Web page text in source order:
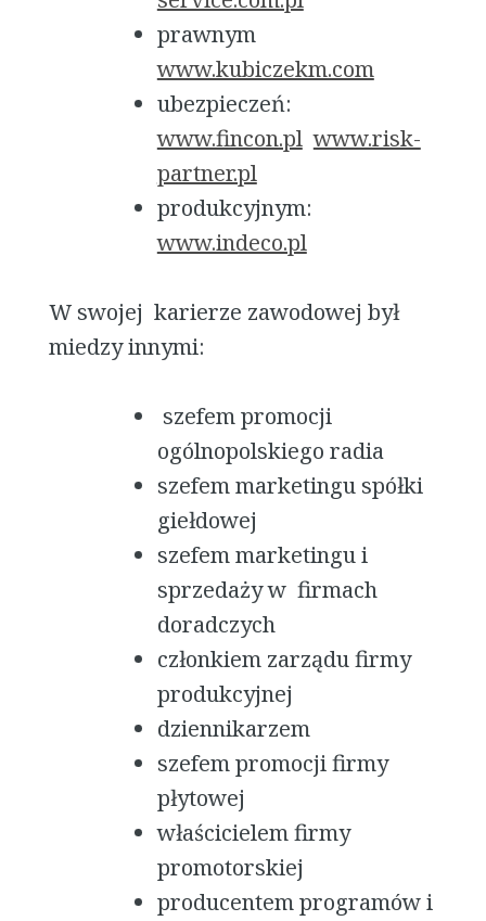
prawnym
www.kubiczekm.com
ubezpieczeń:
www.fincon.pl www.risk-
partner.pl
produkcyjnym:
www.indeco.pl
W swojej karierze zawodowej był
miedzy innymi:
szefem promocji
ogólnopolskiego radia
szefem marketingu spółki
giełdowej
szefem marketingu i
sprzedaży w firmach
doradczych
członkiem zarządu firmy
produkcyjnej
dziennikarzem
szefem promocji firmy
płytowej
właścicielem firmy
promotorskiej
producentem programów i